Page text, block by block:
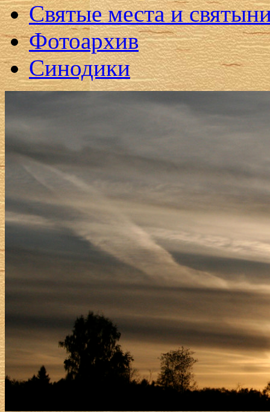
Святые места и
Фотоархив
Синодики